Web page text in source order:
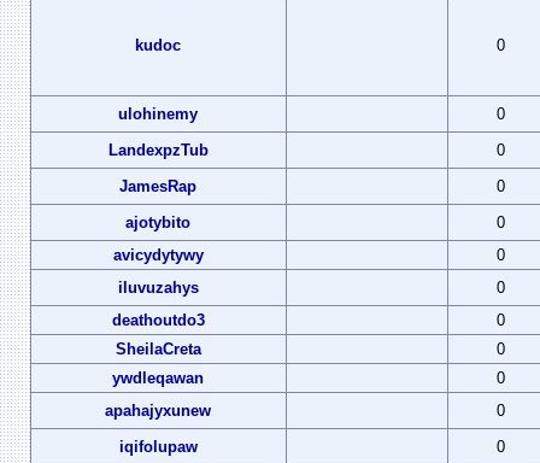
kudoc 0
ulohinemy
0
LandexpzTub
0
JamesRap
0
ajotybito
0
avicydytywy
0
iluvuzahys
0
deathoutdo3
0
SheilaCreta
0
ywdleqawan
0
apahajyxunew
0
iqifolupaw
0